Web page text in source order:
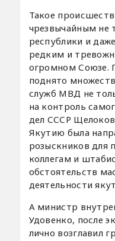
Такое
чрезвычайным не
республики и
редким и
огромном Союзе.
поднято
служб МВД не
на контроль
дел СССР
Якутию была
розыскников
коллегам и
обстоятельств
деятельности
А министр
Удовенко, после
лично возглавил